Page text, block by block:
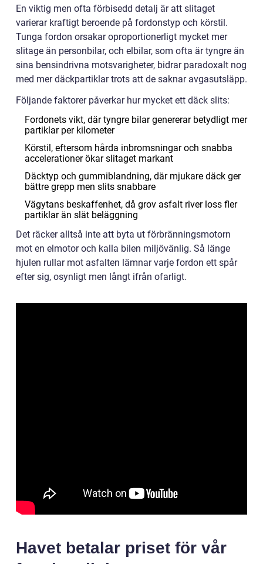
En viktig men ofta förbisedd detalj är att slitaget
varierar kraftigt beroende på fordonstyp och körstil.
Tunga fordon orsakar oproportionerligt mycket mer
slitage än personbilar, och elbilar, som ofta är tyngre än
sina bensindrivna motsvarigheter, bidrar paradoxalt nog
med mer däckpartiklar trots att de saknar avgasutsläpp.
Följande faktorer påverkar hur mycket ett däck slits:
Fordonets vikt, där tyngre bilar genererar betydligt mer
partiklar per kilometer
Körstil, eftersom hårda inbromsningar och snabba
accelerationer ökar slitaget markant
Däcktyp och gummiblandning, där mjukare däck ger
bättre grepp men slits snabbare
Vägytans beskaffenhet, då grov asfalt river loss fler
partiklar än slät beläggning
Det räcker alltså inte att byta ut förbränningsmotorn
mot en elmotor och kalla bilen miljövänlig. Så länge
hjulen rullar mot asfalten lämnar varje fordon ett spår
efter sig, osynligt men långt ifrån ofarligt.
Havet betalar priset för vår